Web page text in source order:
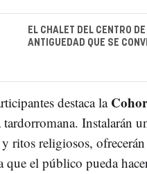
EL CHALET DEL CENTRO
ANTIGUEDAD QUE SE
destaca la
tardorromana. Instalarán
ritos religiosos,
que el público pueda